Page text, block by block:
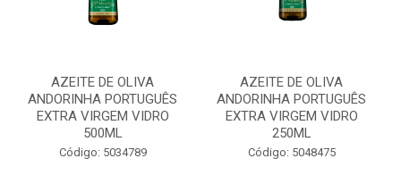
AZEITE DE OLIVA
ANDORINHA PORTUGUÊS
EXTRA VIRGEM VIDRO
500ML
Código: 5034789
AZEITE DE OLIVA
ANDORINHA PORTUGUÊS
EXTRA VIRGEM VIDRO
250ML
Código: 5048475